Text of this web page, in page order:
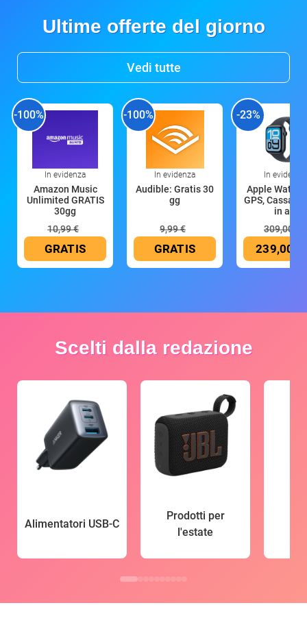
Ultime offerte del giorno
Vedi tutte
-100%
In evidenza
Amazon Music
Unlimited GRATIS
30gg
10,99 €
GRATIS
-100%
In evidenza
Audible: Gratis 30
gg
9,99 €
GRATIS
-23%
In evidenza
Apple Watch
GPS, Cassa
in all
309,00 €
239,00 €
Scelti dalla redazione
Alimentatori USB-C
Prodotti per
l'estate